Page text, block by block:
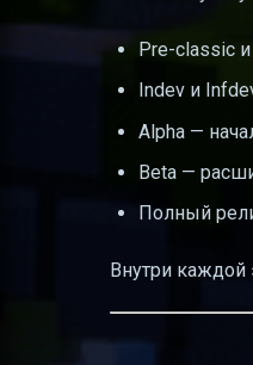
Pre-classic
Indev и
Alpha —
Beta —
Полный
Внутри